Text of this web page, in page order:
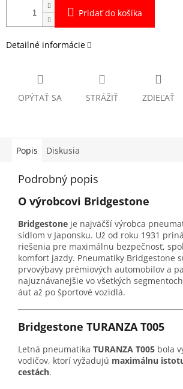
Pridať do košíka
Detailné informácie
OPÝTAŤ SA STRÁŽIŤ ZDIEĽAŤ
Popis Diskusia
Podrobný popis
O výrobcovi Bridgestone
Bridgestone je najväčší výrobca
sídlom v Japonsku. Už od roku 1931
riešenia pre maximálnu bezpečnosť,
komfort jazdy. Pneumatiky Bridgestone
prvovýbavy prémiových automobilov a
najuznávanejšie vo všetkých
áut až po športové vozidlá.
Bridgestone TURANZA T005
Letná pneumatika TURANZA T005 bola
vodičov, ktorí vyžadujú maximálnu
cestách.